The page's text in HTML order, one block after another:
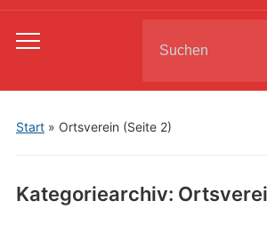
Toggle
menu
for:
Start» Ortsverein (Seite 2)
Kategoriearchiv: